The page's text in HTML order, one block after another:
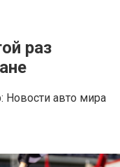
раз
Новости авто мира